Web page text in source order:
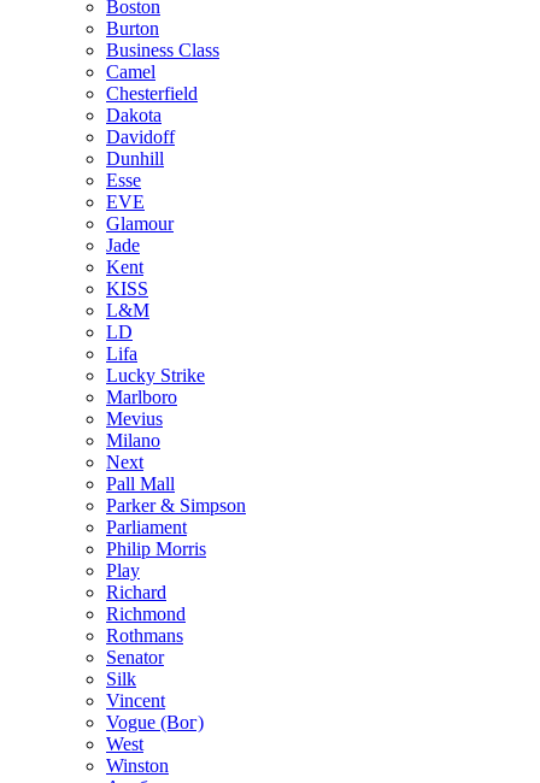
Boston
Burton
Business Class
Camel
Chesterfield
Dakota
Davidoff
Dunhill
Esse
EVE
Glamour
Jade
Kent
KISS
L&M
LD
Lifa
Lucky Strike
Marlboro
Mevius
Milano
Next
Pall Mall
Parker & Simpson
Parliament
Philip Morris
Play
Richard
Richmond
Rothmans
Senator
Silk
Vincent
Vogue (Вог)
West
Winston